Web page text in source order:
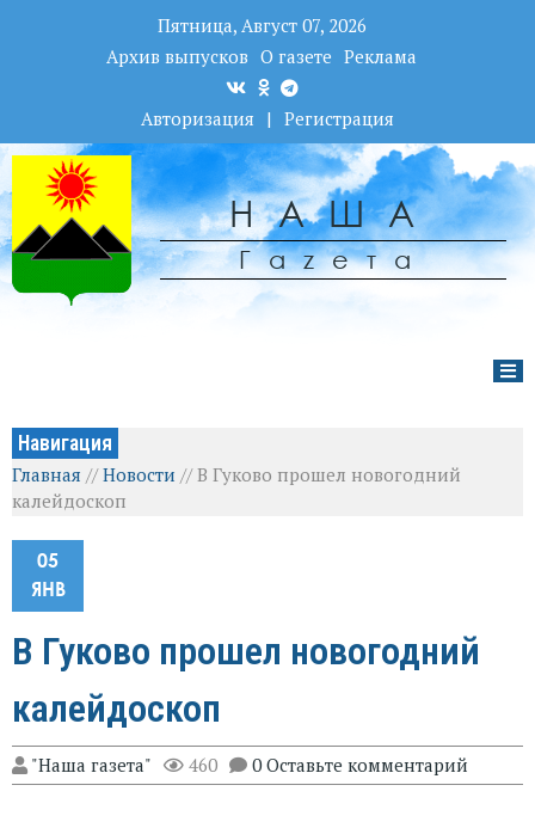
Пятница, Август 07, 2026
Архив выпусков О газете Реклама
Авторизация | Регистрация
НАША
Гаzета
Навигация
Главная //Новости //В Гуково прошел новогодний
калейдоскоп
05
ЯНВ
В Гуково прошел новогодний
калейдоскоп
"Наша газета" 460 0 Оставьте комментарий